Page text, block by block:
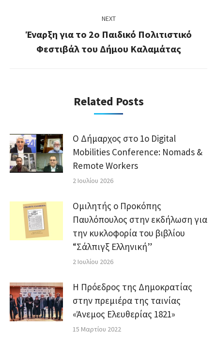
NEXT
Next
post:
Έναρξη για το 2ο Παιδικό Πολιτιστικό
Φεστιβάλ του Δήμου Καλαμάτας
Related Posts
Ο Δήμαρχος στο 1ο Digital
Mobilities Conference: Nomads &
Remote Workers
2 Ιουλίου 2026
Ομιλητής ο Προκόπης
Παυλόπουλος στην εκδήλωση για
την κυκλοφορία του βιβλίου
“Σάλπιγξ Ελληνική”
2 Ιουλίου 2026
Η Πρόεδρος της Δημοκρατίας
στην πρεμιέρα της ταινίας
«Άνεμος Ελευθερίας 1821»
15 Μαρτίου 2022